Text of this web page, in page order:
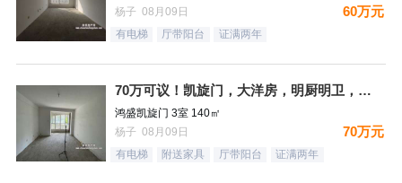
杨子 08月09日
60万元
有电梯 厅带阳台 证满两年
70万可议！凯旋门，大洋房，明厨明卫，三居双卫，满二，140
鸿盛凯旋门 3室 140㎡
杨子 08月09日
70万元
有电梯 附送家具 厅带阳台 证满两年